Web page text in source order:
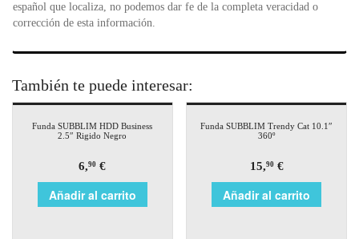
español que localiza, no podemos dar fe de la completa veracidad o
corrección de esta información.
También te puede interesar:
Funda SUBBLIM HDD Business
2.5″ Rigido Negro
6,90 €
Añadir al carrito
Funda SUBBLIM Trendy Cat 10.1″
360º
15,90€
Añadir al carrito